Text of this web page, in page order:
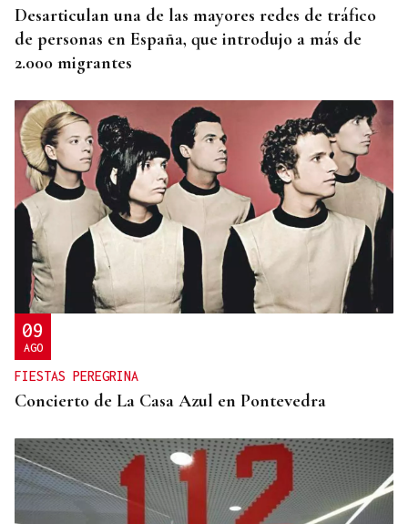
Desarticulan una de las mayores redes de tráfico
de personas en España, que introdujo a más de
2.000 migrantes
09
AGO
FIESTAS PEREGRINA
Concierto de La Casa Azul en Pontevedra